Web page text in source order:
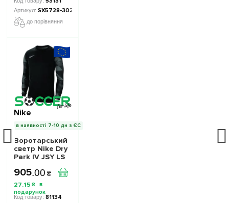
SX5728-302
до порівняння
Nike
в наявності 7-10 дн з ЄС
Воротарський
светр Nike Dry
Park IV JSY LS
дитячий -
Офіційна
Продукція
905.00 ₴
27.15 ₴
81134